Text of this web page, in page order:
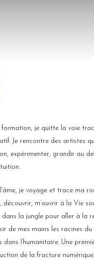
formation, je quitte la voie
Je rencontre des artistes
expérimenter, grandir au
je voyage et trace ma
découvrir, m’ouvrir à la Vie
dans la jungle pour aller à la
de mes mains les racines
dans l’humanitaire. Une
de la fracture